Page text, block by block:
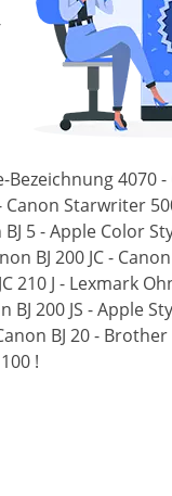
4070 -
Canon Starwriter
5 - Apple Color
BJ 200 JC -
210 J - Lexmark
BJ 200 JS - Apple
BJ 20 -
!